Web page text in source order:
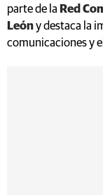
parte de la Red
Leóny destaca la
comunicaciones y